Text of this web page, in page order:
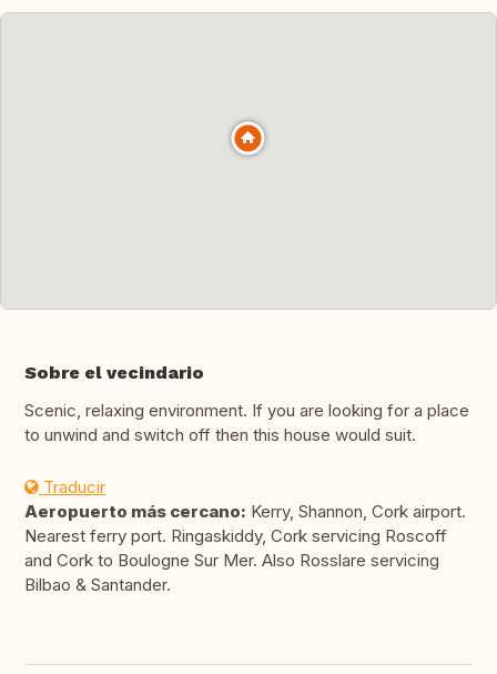
Sobre el vecindario
Scenic, relaxing environment. If you are looking for a place
to unwind and switch off then this house would suit.
Traducir
Aeropuerto más cercano: Kerry, Shannon, Cork airport.
Nearest ferry port. Ringaskiddy, Cork servicing Roscoff
and Cork to Boulogne Sur Mer. Also Rosslare servicing
Bilbao & Santander.